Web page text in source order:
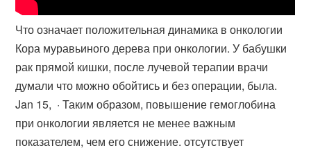
Что означает положительная динамика в онкологии
Кора муравьиного дерева при онкологии. У бабушки
рак прямой кишки, после лучевой терапии врачи
думали что можно обойтись и без операции, была.
Jan 15, · Таким образом, повышение гемоглобина
при онкологии является не менее важным
показателем, чем его снижение. отсутствует